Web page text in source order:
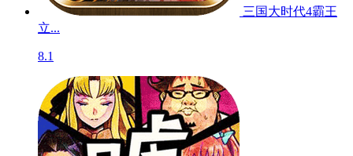
三国大时代4霸王
立...
8.1